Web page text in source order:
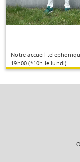
Notre accueil
19h00 (*10h le lundi)